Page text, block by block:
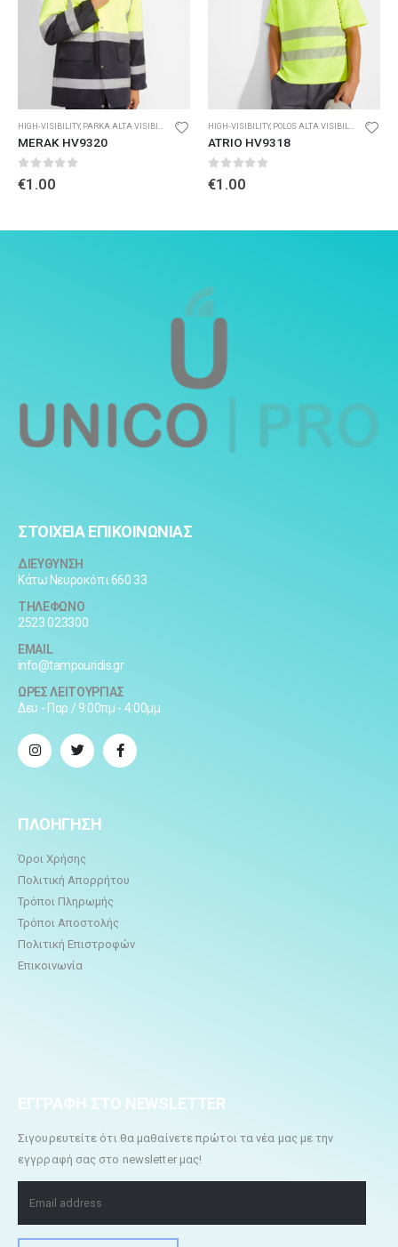
HIGH-VISIBILITY, PARKA ALTA VISIBILIDAD
MERAK HV9320
0out of 5
€1.00
HIGH-VISIBILITY, POLOS ALTA VISIBILIDAD
ATRIO HV9318
0out of 5
€1.00
ΣΤΟΙΧΕΙΑ ΕΠΙΚΟΙΝΩΝΙΑΣ
ΔΙΕΥΘΥΝΣΗ
Κάτω Νευροκόπι 660 33
ΤΗΛΕΦΩΝΟ
2523 023300
EMAIL
info@tampouridis.gr
ΩΡΕΣ ΛΕΙΤΟΥΡΓΙΑΣ
Δευ - Παρ / 9:00πμ - 4:00μμ
ΠΛΟΗΓΗΣΗ
Όροι Χρήσης
Πολιτική Απορρήτου
Τρόποι Πληρωμής
Τρόποι Αποστολής
Πολιτική Επιστροφών
Επικοινωνία
ΕΓΓΡΑΦΗ ΣΤΟ NEWSLETTER
Σιγουρευτείτε ότι θα μαθαίνετε πρώτοι τα νέα μας με την
εγγρραφή σας στο newsletter μας!